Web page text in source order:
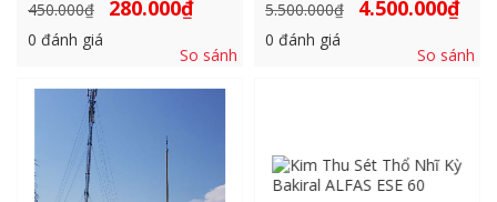
450.000₫
gốc
280.000₫
là:
0 đánh giá
So sánh
5.500.000₫
gốc
5.500.000₫.
4.500.000₫
là:
0 đánh giá
So sánh